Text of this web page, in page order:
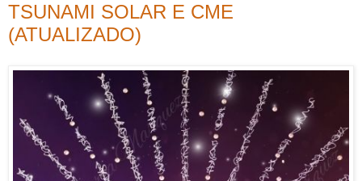
TSUNAMI SOLAR E CME
(ATUALIZADO)